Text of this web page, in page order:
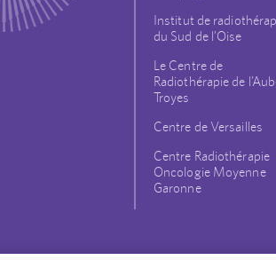
Institut de
du Sud de l’Oise
Le Centre de
Radiothérapie de
Troyes
Centre de Versailles
Centre Radiothérapie
Oncologie Moyenne
Garonne